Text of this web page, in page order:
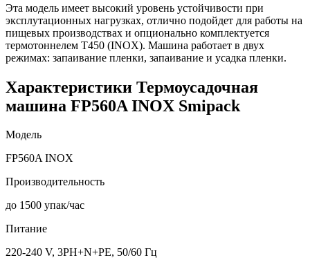
Эта модель имеет высокий уровень устойчивости при
эксплутационных нагрузках, отлично подойдет для работы на
пищевых производствах и опционально комплектуется
термотоннелем T450 (INOX). Машина работает в двух
режимах: запаивание пленки, запаивание и усадка пленки.
Характеристики Термоусадочная
машина FP560A INOX Smipack
Модель
FP560A INOX
Производительность
до 1500 упак/час
Питание
220-240 V, 3PH+N+PE, 50/60 Гц